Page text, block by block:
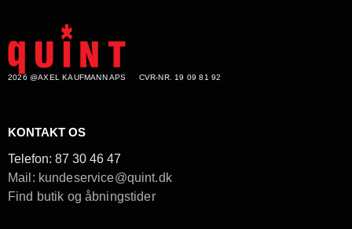
2026 @AXEL KAUFMANN APS CVR-NR. 19 09 81 92
KONTAKT OS
Telefon: 87 30 46 47
Mail: kundeservice@quint.dk
Find butik og åbningstider